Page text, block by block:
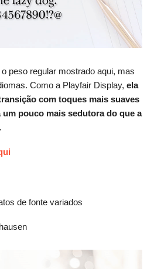
peso regular mostrado aqui, mas
Como a Playfair Display, ela
com toques mais suaves
pouco mais sedutora do que a
.
de fonte variados